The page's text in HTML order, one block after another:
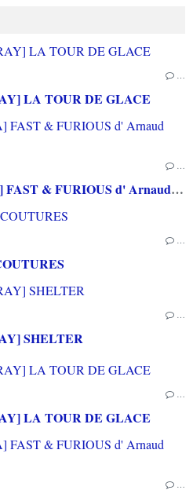
…
LA TOUR DE GLACE
…
[REVUE LIVRE CINEMA] FAST & FURIOUS d' Arnaud BRIAND aux éditions CASA
…
…
SHELTER
…
LA TOUR DE GLACE
…